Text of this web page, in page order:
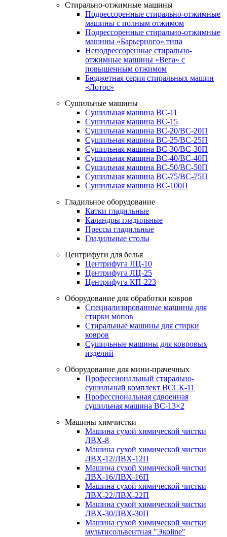
Стирально-отжимные машины
Подрессоренные стирально-отжимные
машины с полным отжимом
Подрессоренные стирально-отжимные
машины «Барьерного» типа
Неподрессоренные стирально-
отжимные машины «Вега» с
повышенным отжимом
Бюджетная серия стиральных машин
«Лотос»
Сушильные машины
Сушильная машина ВС-11
Сушильная машина ВС-15
Сушильная машина ВС-20/ВС-20П
Сушильная машина ВС-25/ВС-25П
Сушильная машина ВС-30/ВС-30П
Сушильная машина ВС-40/ВС-40П
Сушильная машина ВС-50/ВС-50П
Сушильная машина ВС-75/ВС-75П
Сушильная машина ВС-100П
Гладильное оборудование
Катки гладильные
Каландры гладильные
Прессы гладильные
Гладильные столы
Центрифуги для белья
Центрифуга ЛЦ-10
Центрифуга ЛЦ-25
Центрифуга КП-223
Оборудование для обработки ковров
Специализированные машины для
стирки мопов
Стиральные машины для стирки
ковров
Сушильные машины для ковровых
изделий
Оборудование для мини-прачечных
Профессиональный стирально-
сушильный комплект ВССК-11
Профессиональная сдвоенная
сушильная машина ВС-13×2
Машины химчистки
Машина сухой химической чистки
ЛВХ-8
Машина сухой химической чистки
ЛВХ-12/ЛВХ-12П
Машина сухой химической чистки
ЛВХ-16/ЛВХ-16П
Машина сухой химической чистки
ЛВХ-22/ЛВХ-22П
Машина сухой химической чистки
ЛВХ-30/ЛВХ-30П
Машина сухой химической чистки
мультисольвентная "Экоline"